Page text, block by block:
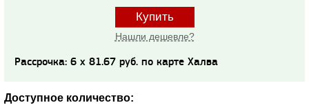
Купить
Нашли дешевле?
Рассрочка: 6 x 81.67 руб. по карте Халва
Доступное количество: